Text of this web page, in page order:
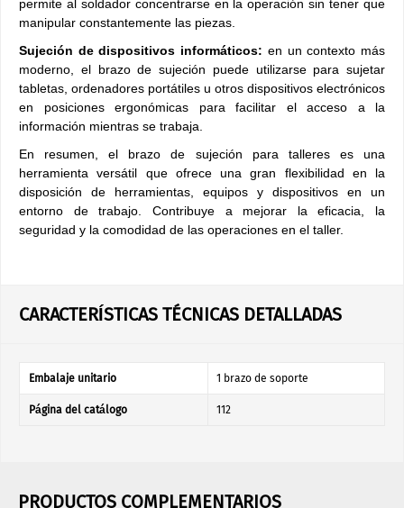
permite al soldador concentrarse en la operación sin tener que
manipular constantemente las piezas.
Sujeción de dispositivos informáticos: en un contexto más
moderno, el brazo de sujeción puede utilizarse para sujetar
tabletas, ordenadores portátiles u otros dispositivos electrónicos
en posiciones ergonómicas para facilitar el acceso a la
información mientras se trabaja.
En resumen, el brazo de sujeción para talleres es una
herramienta versátil que ofrece una gran flexibilidad en la
disposición de herramientas, equipos y dispositivos en un
entorno de trabajo. Contribuye a mejorar la eficacia, la
seguridad y la comodidad de las operaciones en el taller.
CARACTERÍSTICAS TÉCNICAS DETALLADAS
Embalaje unitario 1 brazo de soporte
Página del catálogo 112
PRODUCTOS COMPLEMENTARIOS